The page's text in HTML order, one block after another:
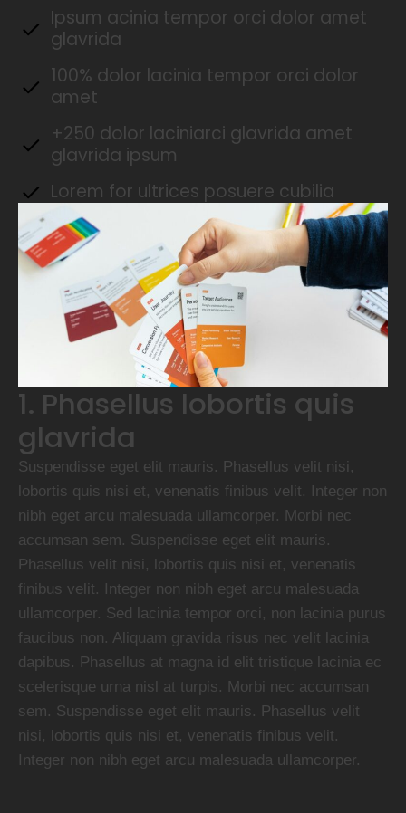
Ipsum acinia tempor orci dolor amet
glavrida
100% dolor lacinia tempor orci dolor
amet
+250 dolor laciniarci glavrida amet
glavrida ipsum
Lorem for ultrices posuere cubilia
1. Phasellus lobortis quis
glavrida
Suspendisse eget elit mauris. Phasellus velit nisi,
lobortis quis nisi et, venenatis finibus velit. Integer non
nibh eget arcu malesuada ullamcorper. Morbi nec
accumsan sem. Suspendisse eget elit mauris.
Phasellus velit nisi, lobortis quis nisi et, venenatis
finibus velit. Integer non nibh eget arcu malesuada
ullamcorper. Sed lacinia tempor orci, non lacinia purus
faucibus non. Aliquam gravida risus nec velit lacinia
dapibus. Phasellus at magna id elit tristique lacinia ec
scelerisque urna nisl at turpis. Morbi nec accumsan
sem. Suspendisse eget elit mauris. Phasellus velit
nisi, lobortis quis nisi et, venenatis finibus velit.
Integer non nibh eget arcu malesuada ullamcorper.